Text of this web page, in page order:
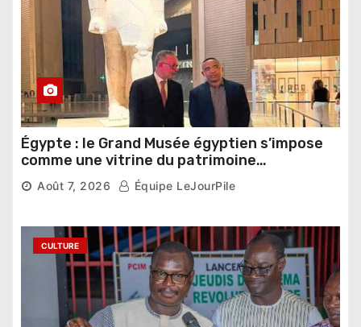
Égypte : le Grand Musée égyptien s’impose
comme une vitrine du patrimoine
pharaonique auprès des dirigeants
étrangers
Août 7, 2026 Équipe LeJourPile
CULTURE